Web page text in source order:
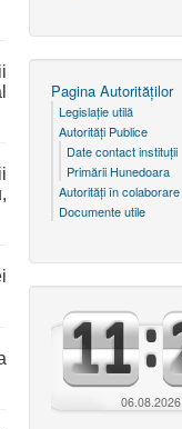
Pagina Autorităţilor
Legislaţie utilă
Autorităţi Publice
Date contact instituţii
Primării Hunedoara
Autorităţi în colaborare
Documente utile
06.08.2026